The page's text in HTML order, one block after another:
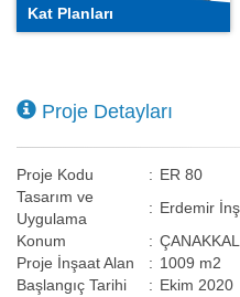
Kat Planları
Proje Detayları
Proje Kodu : ER 80
Tasarım ve
Uygulama
: Erdemir
Konum
:
Proje İnşaat Alan
: 1009 m2
Başlangıç Tarihi
: Ekim 2020